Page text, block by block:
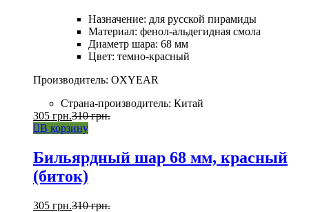
Назначение: для русской пирамиды
Материал: фенол-альдегидная смола
Диаметр шара: 68 мм
Цвет: темно-красный
Производитель: OXYEAR
Страна-производитель: Китай
305 грн.310грн.
В корзину
Бильярдный шар 68 мм, красный
(биток)
305 грн.310грн.